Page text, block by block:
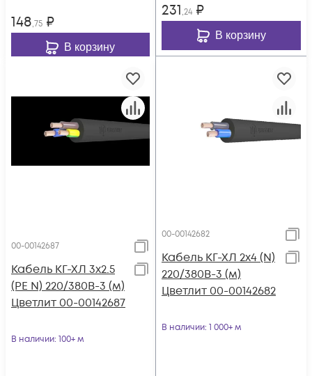
148,75 ₽
В корзину
231,24 ₽
В корзину
00-00142687
Кабель КГ-ХЛ 3х2.5
(PE N) 220/380В-3 (м)
Цветлит 00-00142687
В наличии: 100+ м
00-00142682
Кабель КГ-ХЛ 2х4 (N)
220/380В-3 (м)
Цветлит 00-00142682
В наличии: 1 000+ м